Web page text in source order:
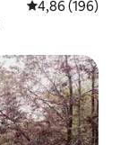
4,86 ud af 5 i
4,86 (196)